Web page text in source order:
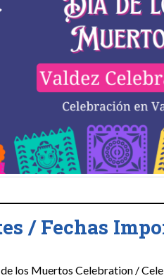
/ Fechas
los Muertos Celebration /